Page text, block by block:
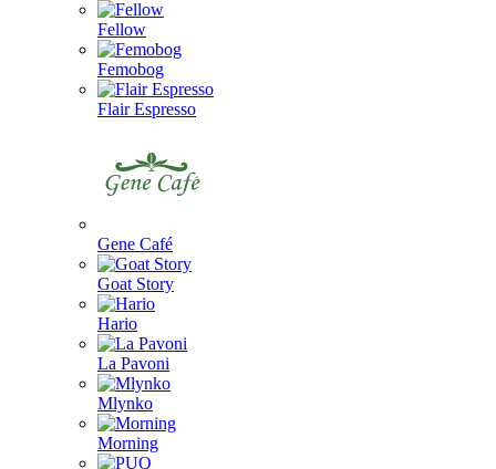
Fellow
Femobog
Flair Espresso
Gene Café
Goat Story
Hario
La Pavoni
Mlynko
Morning